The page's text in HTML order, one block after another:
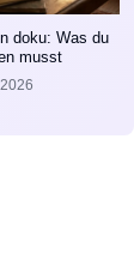
doku: Was du
musst